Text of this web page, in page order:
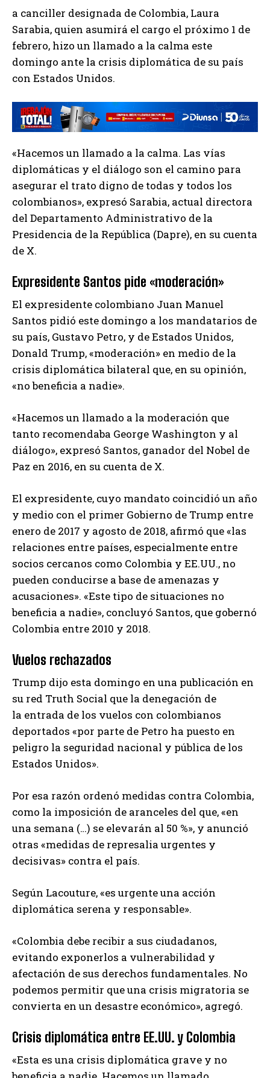
a canciller designada de Colombia, Laura
Sarabia, quien asumirá el cargo el próximo 1 de
febrero, hizo un llamado a la calma este
domingo ante la crisis diplomática de su país
con Estados Unidos.
«Hacemos un llamado a la calma. Las vías
diplomáticas y el diálogo son el camino para
asegurar el trato digno de todas y todos los
colombianos», expresó Sarabia, actual directora
del Departamento Administrativo de la
Presidencia de la República (Dapre), en su cuenta
de X.
Expresidente Santos pide «moderación»
El expresidente colombiano Juan Manuel
Santos pidió este domingo a los mandatarios de
su país, Gustavo Petro, y de Estados Unidos,
Donald Trump, «moderación» en medio de la
crisis diplomática bilateral que, en su opinión,
«no beneficia a nadie».
«Hacemos un llamado a la moderación que
tanto recomendaba George Washington y al
diálogo», expresó Santos, ganador del Nobel de
Paz en 2016, en su cuenta de X.
El expresidente, cuyo mandato coincidió un año
y medio con el primer Gobierno de Trump entre
enero de 2017 y agosto de 2018, afirmó que «las
relaciones entre países, especialmente entre
socios cercanos como Colombia y EE.UU., no
pueden conducirse a base de amenazas y
acusaciones». «Este tipo de situaciones no
beneficia a nadie», concluyó Santos, que gobernó
Colombia entre 2010 y 2018.
Vuelos rechazados
Trump dijo esta domingo en una publicación en
su red Truth Social que la denegación de
la entrada de los vuelos con colombianos
deportados «por parte de Petro ha puesto en
peligro la seguridad nacional y pública de los
Estados Unidos».
Por esa razón ordenó medidas contra Colombia,
como la imposición de aranceles del que, «en
una semana (…) se elevarán al 50 %», y anunció
otras «medidas de represalia urgentes y
decisivas» contra el país.
Según Lacouture, «es urgente una acción
diplomática serena y responsable».
«Colombia debe recibir a sus ciudadanos,
evitando exponerlos a vulnerabilidad y
afectación de sus derechos fundamentales. No
podemos permitir que una crisis migratoria se
convierta en un desastre económico», agregó.
Crisis diplomática entre EE.UU. y Colombia
«Esta es una crisis diplomática grave y no